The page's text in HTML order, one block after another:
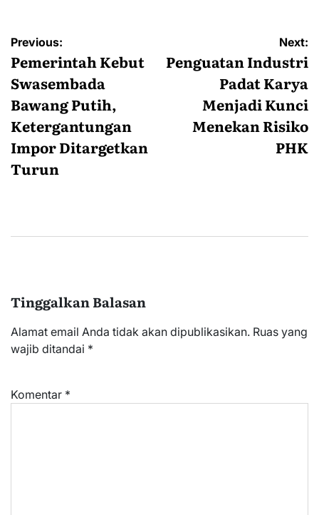
Navigasi
pos
Previous:
Pemerintah Kebut
Swasembada
Bawang Putih,
Ketergantungan
Impor Ditargetkan
Turun
Next:
Penguatan Industri
Padat Karya
Menjadi Kunci
Menekan Risiko
PHK
Tinggalkan Balasan
Alamat email Anda tidak akan dipublikasikan. Ruas yang
wajib ditandai *
Komentar *